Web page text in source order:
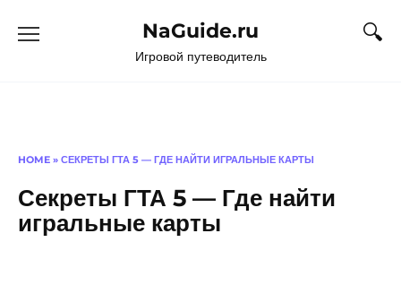
NaGuide.ru
Игровой путеводитель
HOME » СЕКРЕТЫ ГТА 5 — ГДЕ НАЙТИ ИГРАЛЬНЫЕ КАРТЫ
Секреты ГТА 5 — Где найти
игральные карты